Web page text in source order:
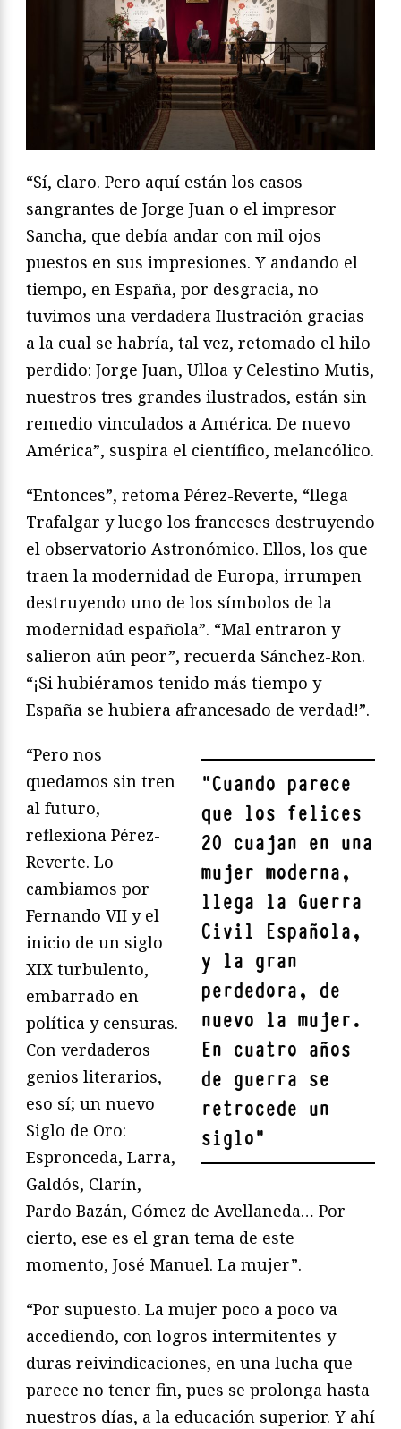
“Sí, claro. Pero aquí están los casos
sangrantes de Jorge Juan o el impresor
Sancha, que debía andar con mil ojos
puestos en sus impresiones. Y andando el
tiempo, en España, por desgracia, no
tuvimos una verdadera Ilustración gracias
a la cual se habría, tal vez, retomado el hilo
perdido: Jorge Juan, Ulloa y Celestino Mutis,
nuestros tres grandes ilustrados, están sin
remedio vinculados a América. De nuevo
América”, suspira el científico, melancólico.
“Entonces”, retoma Pérez-Reverte, “llega
Trafalgar y luego los franceses destruyendo
el observatorio Astronómico. Ellos, los que
traen la modernidad de Europa, irrumpen
destruyendo uno de los símbolos de la
modernidad española”. “Mal entraron y
salieron aún peor”, recuerda Sánchez-Ron.
“¡Si hubiéramos tenido más tiempo y
España se hubiera afrancesado de verdad!”.
"Cuando parece
que los felices
20 cuajan en una
mujer moderna,
llega la Guerra
Civil Española,
y la gran
perdedora, de
nuevo la mujer.
En cuatro años
de guerra se
retrocede un
siglo"
“Pero nos
quedamos sin tren
al futuro,
reflexiona Pérez-
Reverte. Lo
cambiamos por
Fernando VII y el
inicio de un siglo
XIX turbulento,
embarrado en
política y censuras.
Con verdaderos
genios literarios,
eso sí; un nuevo
Siglo de Oro:
Espronceda, Larra,
Galdós, Clarín,
Pardo Bazán, Gómez de Avellaneda… Por
cierto, ese es el gran tema de este
momento, José Manuel. La mujer”.
“Por supuesto. La mujer poco a poco va
accediendo, con logros intermitentes y
duras reivindicaciones, en una lucha que
parece no tener fin, pues se prolonga hasta
nuestros días, a la educación superior. Y ahí